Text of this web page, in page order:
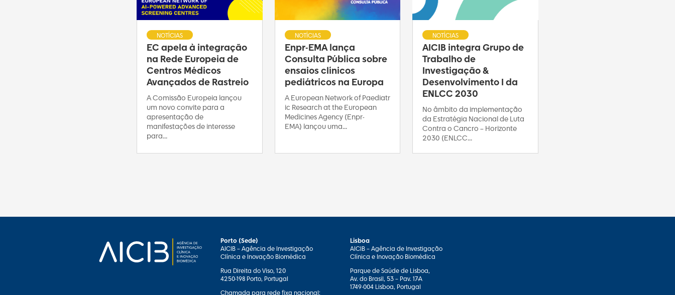
EC apela à integração
na Rede Europeia de
Centros Médicos
Avançados de Rastreio
NOTÍCIAS
A Comissão Europeia lançou
um novo convite para a
apresentação de
manifestações de interesse
para...
Enpr-EMA lança
Consulta Pública sobre
ensaios clínicos
pediátricos na Europa
NOTÍCIAS
A European Network of Paediatr
ic Research at the European
Medicines Agency (Enpr-
EMA) lançou uma...
AICIB integra Grupo de
Trabalho de
Investigação &
Desenvolvimento I da
ENLCC 2030
NOTÍCIAS
No âmbito da implementação
da Estratégia Nacional de Luta
Contra o Cancro – Horizonte
2030 (ENLCC...
Porto (Sede)
AICIB – Agência de Investigação
Clínica e Inovação Biomédica
Rua Direita do Viso, 120
4250-198 Porto, Portugal
Chamada para rede fixa nacional:
Lisboa
AICIB – Agência de Investigação
Clínica e Inovação Biomédica
Parque de Saúde de Lisboa,
Av. do Brasil, 53 – Pav. 17-A
1749-004 Lisboa, Portugal